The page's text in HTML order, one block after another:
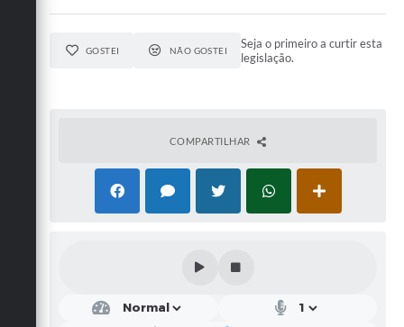
GOSTEI NÃO GOSTEI
Seja o primeiro a curtir esta
legislação.
COMPARTILHAR